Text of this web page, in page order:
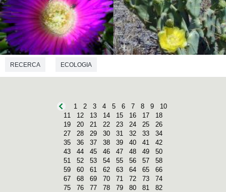
RECERCA ECOLOGIA
1 2 3 4 5 6 7 8 9
10
11
12 13 14 15 16 17
18
19
20 21 22 23 24 25
26
27
28 29 30 31 32 33
34
35
36 37 38 39 40 41
42
43
44 45 46 47 48 49
50
51
52 53 54 55 56 57
58
59
60 61 62 63 64 65
66
67
68 69 70 71 72 73
74
75
76 77 78 79 80 81
82